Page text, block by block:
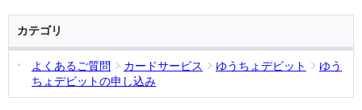
カテゴリ
よくあるご質問 カードサービス ゆうちょデビット
ゆう
ちょデビットの申し込み